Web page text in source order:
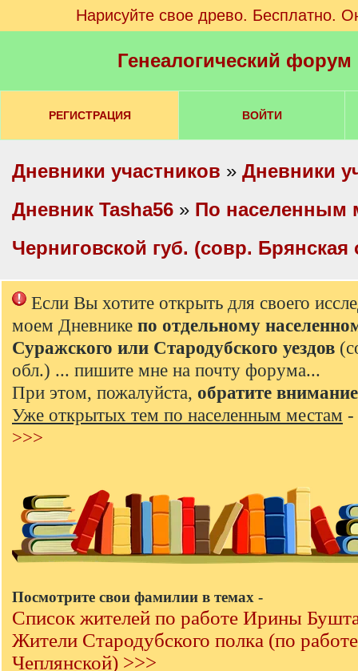
Нарисуйте свое древо. Бесплатно.
Генеалогический
РЕГИСТРАЦИЯ ВОЙТИ
Дневники участников » Дневники
Дневник Tasha56 » По населенным
Черниговской губ. (совр. Брянская
Если Вы хотите открыть для своего
моем Дневнике по отдельному
Суражского или Стародубского уездов
обл.) ... пишите мне на почту форума...
При этом, пожалуйста, обратите
Уже открытых тем по населенным местам -
>>>
Посмотрите свои фамилии в темах -
Список жителей по работе Ирины
Жители Стародубского полка (по
Чеплянской) >>>